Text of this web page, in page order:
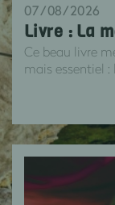
07/08/2026
Livre : La
Ce beau livre
mais essentiel :